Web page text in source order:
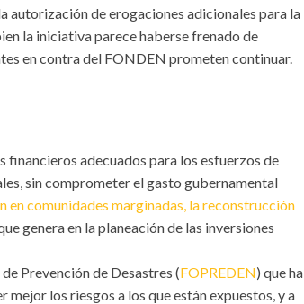
autorización de erogaciones adicionales para la
la iniciativa parece haberse frenado de
en contra del FONDEN prometen continuar.
adecuados para los esfuerzos de
sin comprometer el gasto gubernamental
comunidades marginadas, la reconstrucción
genera en la planeación de las inversiones
Prevención de Desastres (FOPREDEN) que ha
los riesgos a los que están expuestos, y a